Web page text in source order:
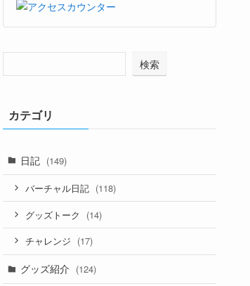
検索
カテゴリ
日記 (149)
バーチャル日記 (118)
グッズトーク (14)
チャレンジ (17)
グッズ紹介 (124)